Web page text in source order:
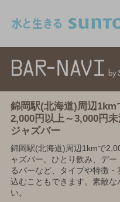
錦岡駅(北海道)周辺1km
2,000円以上～3,000円
ジャズバー
錦岡駅(北海道)周辺1kmで
ャズバー。ひとり飲み、デ
るバーなど、タイプや特徴
込むこともできます。素敵
い。